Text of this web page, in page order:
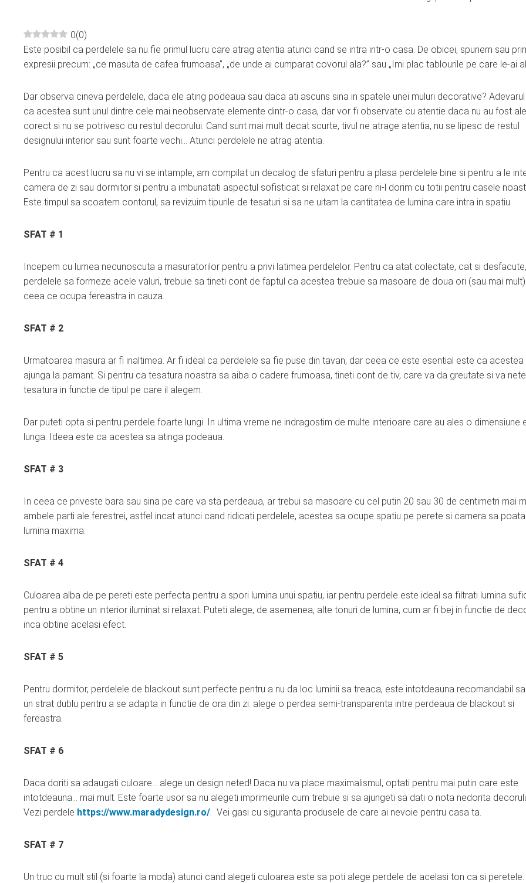
0(0)
Este posibil ca perdelele sa nu fie primul lucru care atrag atentia atunci cand se intra intr-o casa. De obicei, spunem sau
expresii precum: „ce masuta de cafea frumoasa”, „de unde ai cumparat covorul ala?” sau „Imi plac tablourile pe care le-ai
Dar observa cineva perdelele, daca ele ating podeaua sau daca ati ascuns sina in spatele unei muluri decorative?
ca acestea sunt unul dintre cele mai neobservate elemente dintr-o casa, dar vor fi observate cu atentie daca nu au fost
corect si nu se potrivesc cu restul decorului. Cand sunt mai mult decat scurte, tivul ne atrage atentia, nu se lipesc de restul
designului interior sau sunt foarte vechi… Atunci perdelele ne atrag atentia.
Pentru ca acest lucru sa nu vi se intample, am compilat un decalog de sfaturi pentru a plasa perdelele bine si pentru a le
camera de zi sau dormitor si pentru a imbunatati aspectul sofisticat si relaxat pe care ni-l dorim cu totii pentru casele
Este timpul sa scoatem contorul, sa revizuim tipurile de tesaturi si sa ne uitam la cantitatea de lumina care intra in spatiu.
SFAT # 1
Incepem cu lumea necunoscuta a masuratorilor pentru a privi latimea perdelelor. Pentru ca atat colectate, cat si desfacute,
perdelele sa formeze acele valuri, trebuie sa tineti cont de faptul ca acestea trebuie sa masoare de doua ori (sau mai
ceea ce ocupa fereastra in cauza.
SFAT # 2
Urmatoarea masura ar fi inaltimea. Ar fi ideal ca perdelele sa fie puse din tavan, dar ceea ce este esential este ca acestea
ajunga la pamant. Si pentru ca tesatura noastra sa aiba o cadere frumoasa, tineti cont de tiv, care va da greutate si va
tesatura in functie de tipul pe care il alegem.
Dar puteti opta si pentru perdele foarte lungi. In ultima vreme ne indragostim de multe interioare care au ales o dimensiune
lunga. Ideea este ca acestea sa atinga podeaua.
SFAT # 3
In ceea ce priveste bara sau sina pe care va sta perdeaua, ar trebui sa masoare cu cel putin 20 sau 30 de centimetri mai
ambele parti ale ferestrei, astfel incat atunci cand ridicati perdelele, acestea sa ocupe spatiu pe perete si camera sa
lumina maxima.
SFAT # 4
Culoarea alba de pe pereti este perfecta pentru a spori lumina unui spatiu, iar pentru perdele este ideal sa filtrati lumina
pentru a obtine un interior iluminat si relaxat. Puteti alege, de asemenea, alte tonuri de lumina, cum ar fi bej in functie de
inca obtine acelasi efect.
SFAT # 5
Pentru dormitor, perdelele de blackout sunt perfecte pentru a nu da loc luminii sa treaca, este intotdeauna recomandabil
un strat dublu pentru a se adapta in functie de ora din zi: alege o perdea semi-transparenta intre perdeaua de blackout si
fereastra.
SFAT # 6
Daca doriti sa adaugati culoare… alege un design neted! Daca nu va place maximalismul, optati pentru mai putin care este
intotdeauna… mai mult. Este foarte usor sa nu alegeti imprimeurile cum trebuie si sa ajungeti sa dati o nota nedorita
Vezi perdele https://www.maradydesign.ro/. Vei gasi cu siguranta produsele de care ai nevoie pentru casa ta.
SFAT # 7
Un truc cu mult stil (si foarte la moda) atunci cand alegeti culoarea este sa poti alege perdele de acelasi ton ca si peretele.